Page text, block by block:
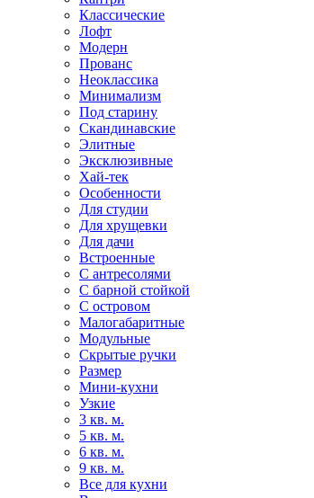
Классические
Лофт
Модерн
Прованс
Неоклассика
Минимализм
Под старину
Скандинавские
Элитные
Эксклюзивные
Хай-тек
Особенности
Для студии
Для хрущевки
Для дачи
Встроенные
С антресолями
С барной стойкой
С островом
Малогабаритные
Модульные
Скрытые ручки
Размер
Мини-кухни
Узкие
3 кв. м.
5 кв. м.
6 кв. м.
9 кв. м.
Все для кухни